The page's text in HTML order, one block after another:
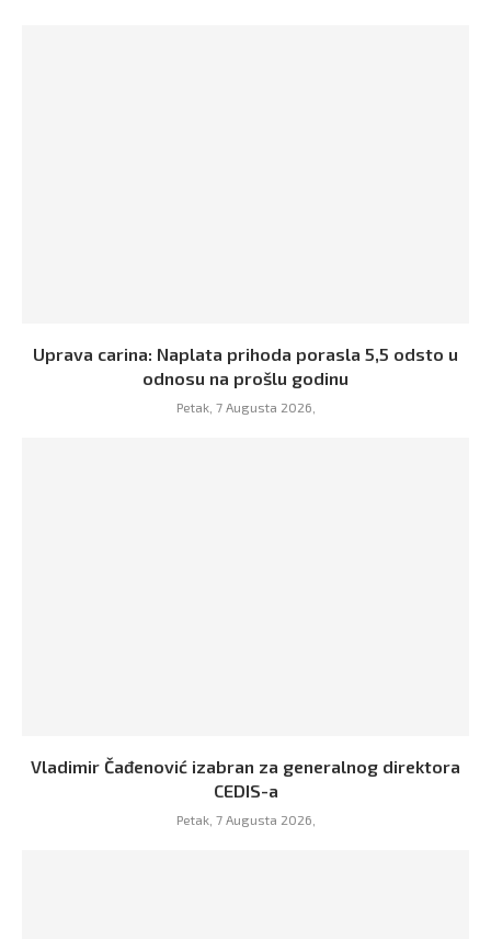
Uprava carina: Naplata prihoda porasla 5,5 odsto u
odnosu na prošlu godinu
Petak, 7 Augusta 2026,
Vladimir Čađenović izabran za generalnog direktora
CEDIS-a
Petak, 7 Augusta 2026,